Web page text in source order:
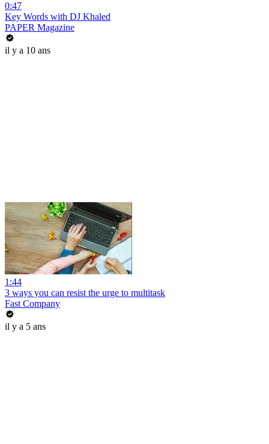
0:47
Key Words with DJ Khaled
PAPER Magazine
il y a 10 ans
1:44
3 ways you can resist the urge to multitask
Fast Company
il y a 5 ans